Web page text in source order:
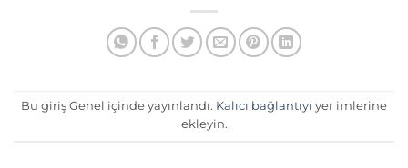
Bu giriş Genel içinde yayınlandı. Kalıcı bağlantıyı yer imlerine
ekleyin.